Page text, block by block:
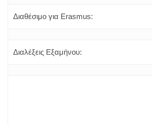
Διαθέσιμο για Erasmus:
Διαλέξεις Εξαμήνου: